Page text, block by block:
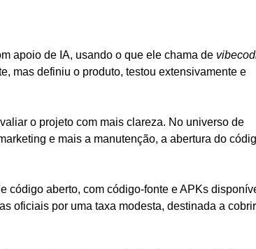
apoio de IA, usando o que ele chama de
mas definiu o produto, testou extensivamente e
o projeto com mais clareza. No universo de
e mais a manutenção, a abertura do
código aberto, com código-fonte e APKs
oficiais por uma taxa modesta, destinada a cobrir